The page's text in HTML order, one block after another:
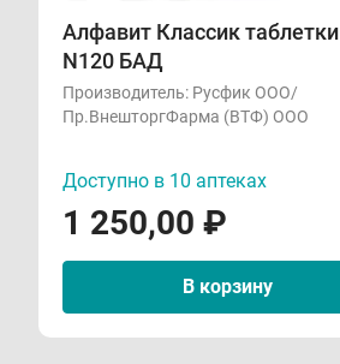
Алфавит Классик таблетки
N120 БАД
Производитель: Русфик ООО/
Пр.ВнешторгФарма (ВТФ) ООО
Доступно в 10 аптеках
1 250,00 ₽
В корзину